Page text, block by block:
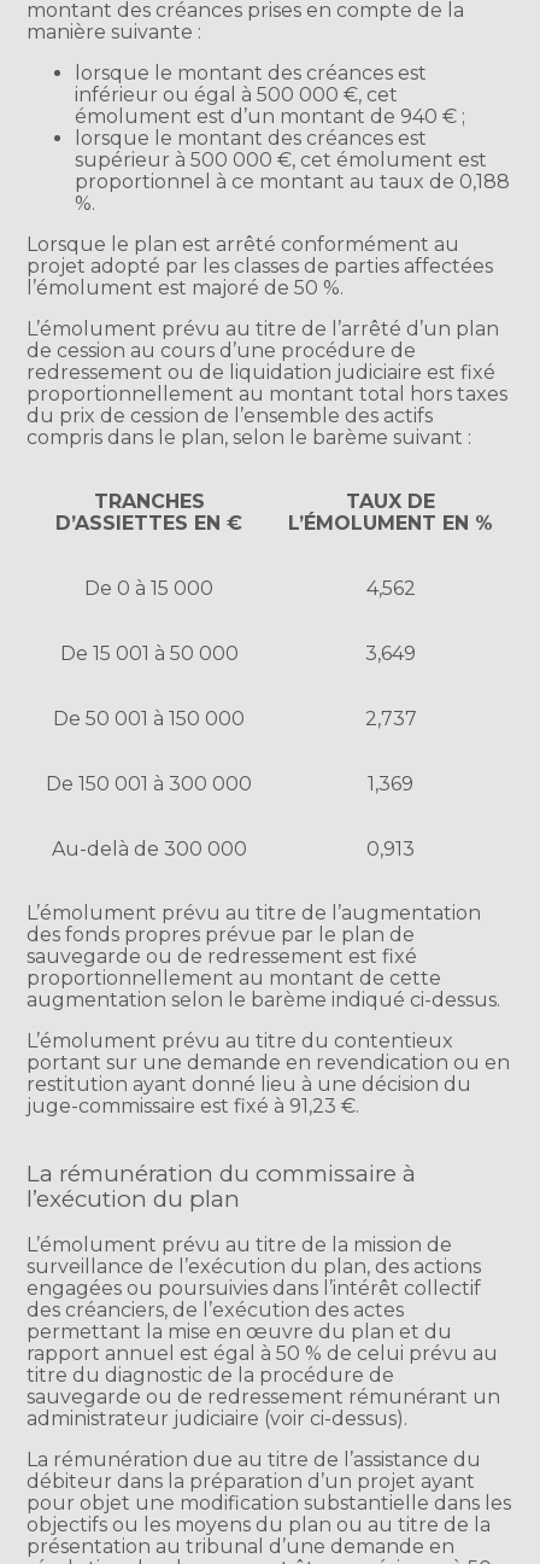
montant des créances prises en compte de la
manière suivante :
lorsque le montant des créances est
inférieur ou égal à 500 000 €, cet
émolument est d’un montant de 940 € ;
lorsque le montant des créances est
supérieur à 500 000 €, cet émolument est
proportionnel à ce montant au taux de 0,188
%.
Lorsque le plan est arrêté conformément au
projet adopté par les classes de parties affectées
l’émolument est majoré de 50 %.
L’émolument prévu au titre de l’arrêté d’un plan
de cession au cours d’une procédure de
redressement ou de liquidation judiciaire est fixé
proportionnellement au montant total hors taxes
du prix de cession de l’ensemble des actifs
compris dans le plan, selon le barème suivant :
TRANCHES
D’ASSIETTES EN €
TAUX DE
L’ÉMOLUMENT EN %
De 0 à 15 000 4,562
De 15 001 à 50 000 3,649
De 50 001 à 150 000 2,737
De 150 001 à 300 000 1,369
Au-delà de 300 000 0,913
L’émolument prévu au titre de l’augmentation
des fonds propres prévue par le plan de
sauvegarde ou de redressement est fixé
proportionnellement au montant de cette
augmentation selon le barème indiqué ci-dessus.
L’émolument prévu au titre du contentieux
portant sur une demande en revendication ou en
restitution ayant donné lieu à une décision du
juge-commissaire est fixé à 91,23 €.
La rémunération du commissaire à
l’exécution du plan
L’émolument prévu au titre de la mission de
surveillance de l’exécution du plan, des actions
engagées ou poursuivies dans l’intérêt collectif
des créanciers, de l’exécution des actes
permettant la mise en œuvre du plan et du
rapport annuel est égal à 50 % de celui prévu au
titre du diagnostic de la procédure de
sauvegarde ou de redressement rémunérant un
administrateur judiciaire (voir ci-dessus).
La rémunération due au titre de l’assistance du
débiteur dans la préparation d’un projet ayant
pour objet une modification substantielle dans les
objectifs ou les moyens du plan ou au titre de la
présentation au tribunal d’une demande en